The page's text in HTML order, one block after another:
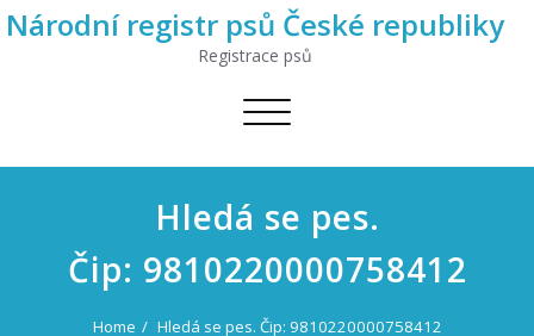
Národní registr psů České republiky
Registrace psů
Toggle
Hledá se pes.
Čip: 9810220000758412
Home Hledá se pes. Čip: 9810220000758412